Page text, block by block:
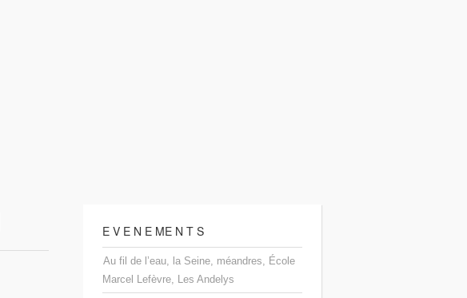
E V E N E ME N T S
Au fil de l’eau, la Seine, méandres, École
Marcel Lefèvre, Les Andelys